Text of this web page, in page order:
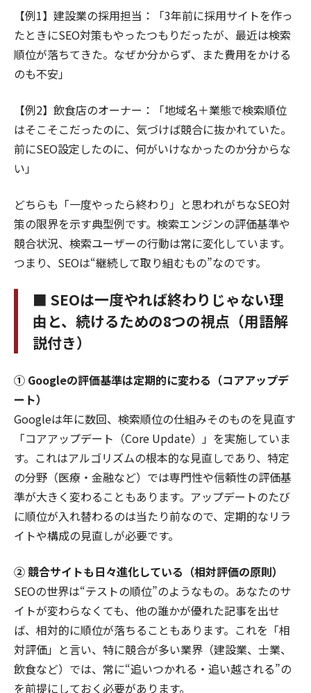
【例1】建設業の採用担当：「3年前に採用サイトを作っ
たときにSEO対策もやったつもりだったが、最近は検索
順位が落ちてきた。なぜか分からず、また費用をかける
のも不安」
【例2】飲食店のオーナー：「地域名＋業態で検索順位
はそこそこだったのに、気づけば競合に抜かれていた。
前にSEO設定したのに、何がいけなかったのか分からな
い」
どちらも「一度やったら終わり」と思われがちなSEO対
策の限界を示す典型例です。検索エンジンの評価基準や
競合状況、検索ユーザーの行動は常に変化しています。
つまり、SEOは“継続して取り組むもの”なのです。
■ SEOは一度やれば終わりじゃない理
由と、続けるための8つの視点（用語解
説付き）
① Googleの評価基準は定期的に変わる（コアアップデ
ート）
Googleは年に数回、検索順位の仕組みそのものを見直す
「コアアップデート（Core Update）」を実施していま
す。これはアルゴリズムの根本的な見直しであり、特定
の分野（医療・金融など）では専門性や信頼性の評価基
準が大きく変わることもあります。アップデートのたび
に順位が入れ替わるのは当たり前なので、定期的なリラ
イトや構成の見直しが必要です。
② 競合サイトも日々進化している（相対評価の原則）
SEOの世界は“テストの順位”のようなもの。あなたのサ
イトが変わらなくても、他の誰かが優れた記事を出せ
ば、相対的に順位が落ちることもあります。これを「相
対評価」と言い、特に競合が多い業界（建設業、士業、
飲食など）では、常に“追いつかれる・追い越される”の
を前提にしておく必要があります。